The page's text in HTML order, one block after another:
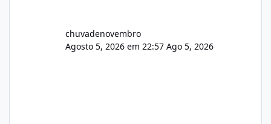
chuvadenovembro
Agosto 5, 2026 em 22:57 Ago 5, 2026